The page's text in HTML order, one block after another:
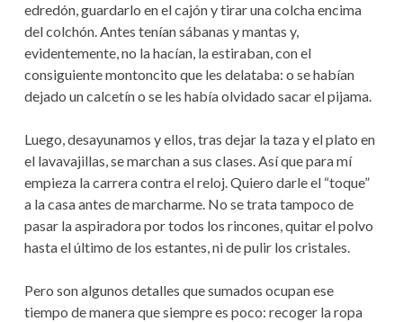
edredón, guardarlo en el cajón y tirar una colcha encima
del colchón. Antes tenían sábanas y mantas y,
evidentemente, no la hacían, la estiraban, con el
consiguiente montoncito que les delataba: o se habían
dejado un calcetín o se les había olvidado sacar el pijama.
Luego, desayunamos y ellos, tras dejar la taza y el plato en
el lavavajillas, se marchan a sus clases. Así que para mí
empieza la carrera contra el reloj. Quiero darle el “toque”
a la casa antes de marcharme. No se trata tampoco de
pasar la aspiradora por todos los rincones, quitar el polvo
hasta el último de los estantes, ni de pulir los cristales.
Pero son algunos detalles que sumados ocupan ese
tiempo de manera que siempre es poco: recoger la ropa